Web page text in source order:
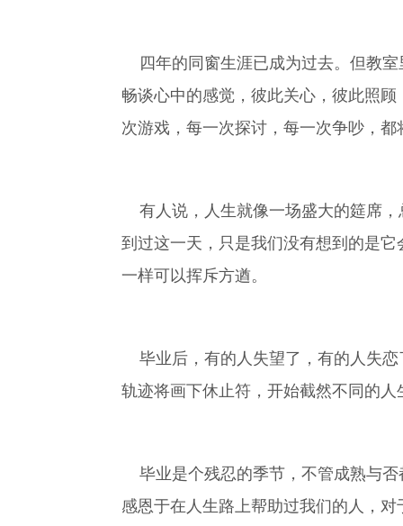
四年的同窗生涯已成为过去。但教室
畅谈心中的感觉，彼此关心，彼此照
次游戏，每一次探讨，每一次争吵，
有人说，人生就像一场盛大的筵席，
到过这一天，只是我们没有想到的是
一样可以挥斥方遒。
毕业后，有的人失望了，有的人失恋
轨迹将画下休止符，开始截然不同的
毕业是个残忍的季节，不管成熟与否
感恩于在人生路上帮助过我们的人，